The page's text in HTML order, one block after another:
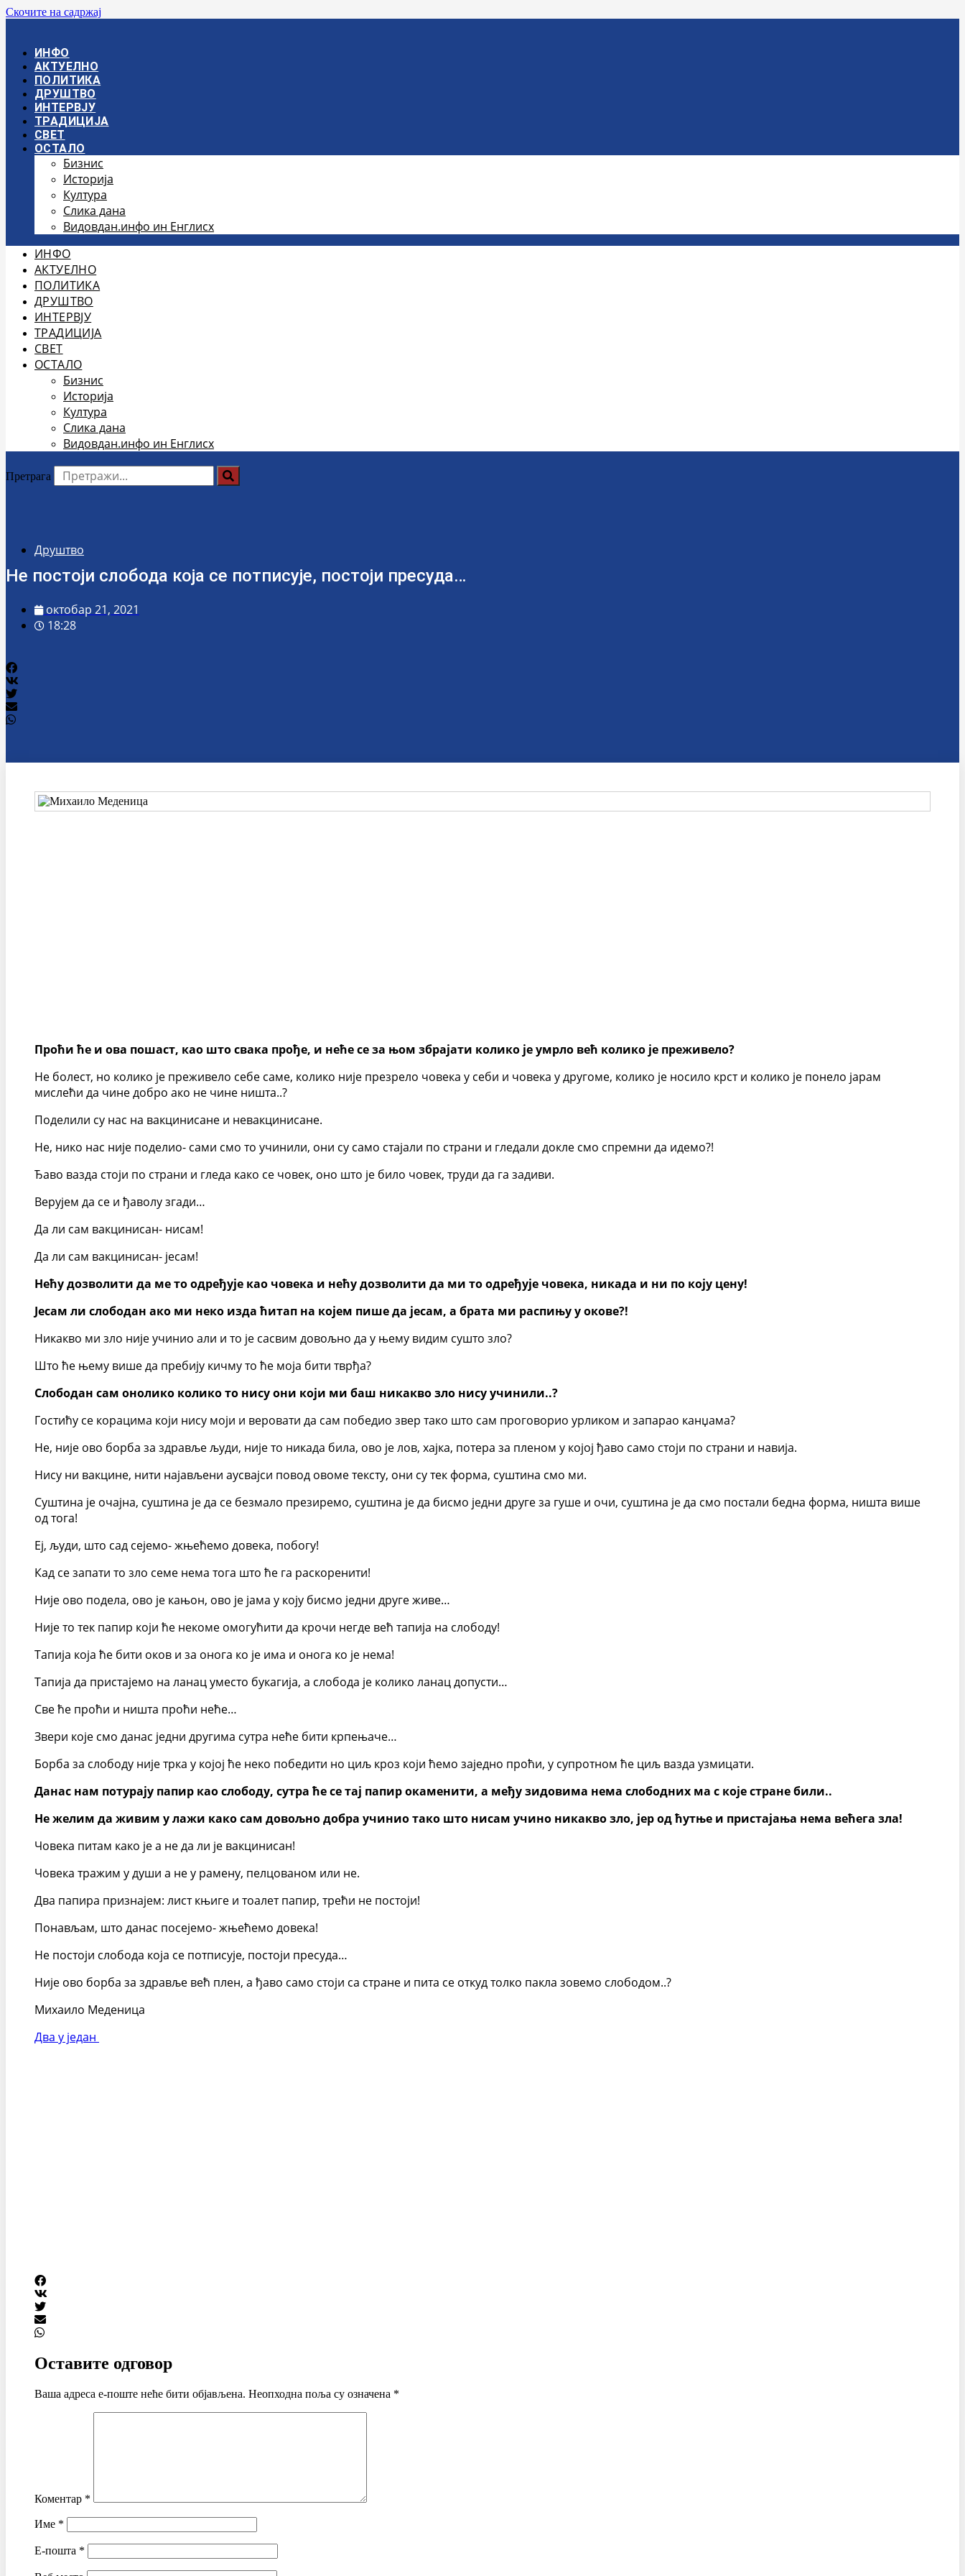
Скочите на садржај
ИНФО
АКТУЕЛНО
ПОЛИТИКА
ДРУШТВО
ИНТЕРВЈУ
ТРАДИЦИЈА
СВЕТ
ОСТАЛО
Бизнис
Историја
Култура
Слика дана
Видовдан.инфо ин Енглисх
ИНФО
АКТУЕЛНО
ПОЛИТИКА
ДРУШТВО
ИНТЕРВЈУ
ТРАДИЦИЈА
СВЕТ
ОСТАЛО
Бизнис
Историја
Култура
Слика дана
Видовдан.инфо ин Енглисх
Претрага
Друштво
Не постоји слобода која се потписује, постоји пресуда…
октобар 21, 2021
18:28
Проћи ће и ова пошаст, као што свака прође, и неће се за њом збрајати колико је умрло већ колико је преживело?
Не болест, но колико је преживело себе саме, колико није презрело човека у себи и човека у другоме, колико је носило крст и колико је понело јарам
мислећи да чине добро ако не чине ништа..?
Поделили су нас на вакцинисане и невакцинисане.
Не, нико нас није поделио- сами смо то учинили, они су само стајали по страни и гледали докле смо спремни да идемо?!
Ђаво вазда стоји по страни и гледа како се човек, оно што је било човек, труди да га задиви.
Верујем да се и ђаволу згади…
Да ли сам вакцинисан- нисам!
Да ли сам вакцинисан- јесам!
Нећу дозволити да ме то одређује као човека и нећу дозволити да ми то одређује човека, никада и ни по коју цену!
Јесам ли слободан ако ми неко изда ћитап на којем пише да јесам, а брата ми распињу у окове?!
Никакво ми зло није учинио али и то је сасвим довољно да у њему видим сушто зло?
Што ће њему више да пребију кичму то ће моја бити тврђа?
Слободан сам онолико колико то нису они који ми баш никакво зло нису учинили..?
Гостићу се корацима који нису моји и веровати да сам победио звер тако што сам проговорио урликом и запарао канџама?
Не, није ово борба за здравље људи, није то никада била, ово је лов, хајка, потера за пленом у којој ђаво само стоји по страни и навија.
Нису ни вакцине, нити најављени аусвајси повод овоме тексту, они су тек форма, суштина смо ми.
Суштина је очајна, суштина је да се безмало презиремо, суштина је да бисмо једни друге за гуше и очи, суштина је да смо постали бедна форма, ништа више
од тога!
Еј, људи, што сад сејемо- жњећемо довека, побогу!
Кад се запати то зло семе нема тога што ће га раскоренити!
Није ово подела, ово је кањон, ово је јама у коју бисмо једни друге живе…
Није то тек папир који ће некоме омогућити да крочи негде већ тапија на слободу!
Тапија која ће бити оков и за онога ко је има и онога ко је нема!
Тапија да пристајемо на ланац уместо букагија, а слобода је колико ланац допусти…
Све ће проћи и ништа проћи неће…
Звери које смо данас једни другима сутра неће бити крпењаче…
Борба за слободу није трка у којој ће неко победити но циљ кроз који ћемо заједно проћи, у супротном ће циљ вазда узмицати.
Данас нам потурају папир као слободу, сутра ће се тај папир окаменити, а међу зидовима нема слободних ма с које стране били..
Не желим да живим у лажи како сам довољно добра учинио тако што нисам учино никакво зло, јер од ћутње и пристајања нема већега зла!
Човека питам како је а не да ли је вакцинисан!
Човека тражим у души а не у рамену, пелцованом или не.
Два папира признајем: лист књиге и тоалет папир, трећи не постоји!
Понављам, што данас посејемо- жњећемо довека!
Не постоји слобода која се потписује, постоји пресуда…
Није ово борба за здравље већ плен, а ђаво само стоји са стране и пита се откуд толко пакла зовемо слободом..?
Михаило Меденица
Два у један
Оставите одговор
Ваша адреса е-поште неће бити објављена. Неопходна поља су означена *
Коментар *
Име *
Е-пошта *